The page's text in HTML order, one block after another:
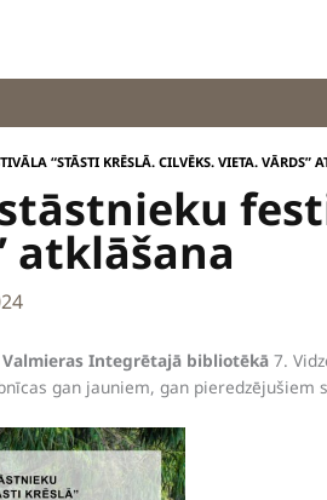
“STĀSTI KRĒSLĀ. CILVĒKS. VIETA. VĀRDS”
atklāšana
Valmieras Integrētajā bibliotēkā7.
gan jauniem, gan